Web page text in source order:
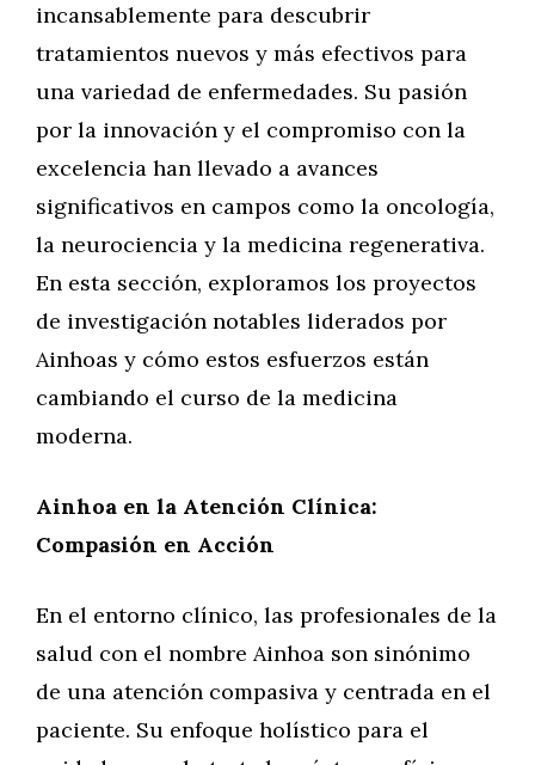
incansablemente para descubrir
tratamientos nuevos y más efectivos para
una variedad de enfermedades. Su pasión
por la innovación y el compromiso con la
excelencia han llevado a avances
significativos en campos como la oncología,
la neurociencia y la medicina regenerativa.
En esta sección, exploramos los proyectos
de investigación notables liderados por
Ainhoas y cómo estos esfuerzos están
cambiando el curso de la medicina
moderna.
Ainhoa en la Atención Clínica:
Compasión en Acción
En el entorno clínico, las profesionales de la
salud con el nombre Ainhoa son sinónimo
de una atención compasiva y centrada en el
paciente. Su enfoque holístico para el